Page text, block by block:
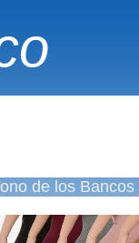
de los Bancos|